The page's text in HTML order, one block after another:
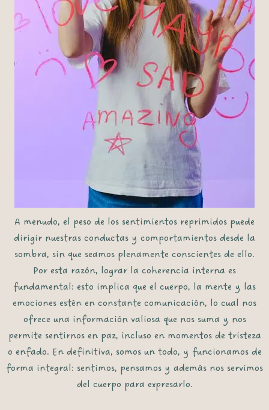
A menudo, el peso de los sentimientos reprimidos puede
dirigir nuestras conductas y comportamientos desde la
sombra, sin que seamos plenamente conscientes de ello.
Por esta razón, lograr la coherencia interna es
fundamental: esto implica que el cuerpo, la mente y las
emociones estén en constante comunicación, lo cual nos
ofrece una información valiosa que nos suma y nos
permite sentirnos en paz, incluso en momentos de tristeza
o enfado. En definitiva, somos un todo, y funcionamos de
forma integral: sentimos, pensamos y además nos servimos
del cuerpo para expresarlo.